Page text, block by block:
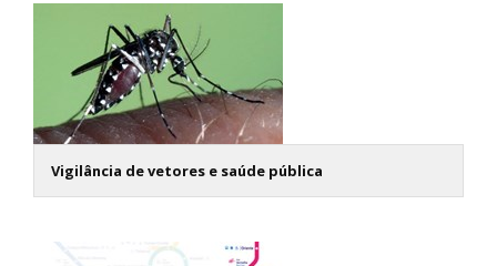
Vigilância de vetores e saúde pública